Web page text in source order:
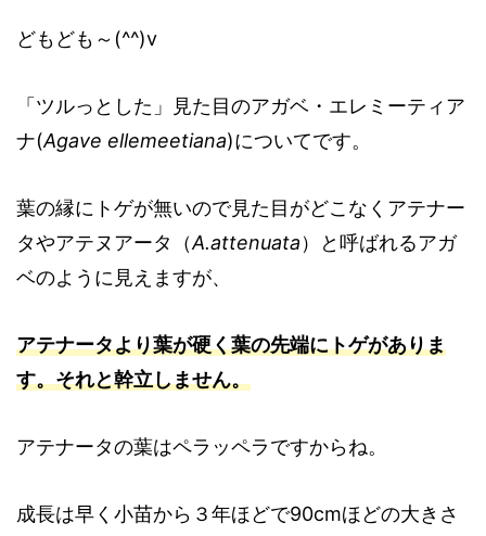
どもども～(^^)v
「ツルっとした」見た目のアガベ・エレミーティア
ナ(Agave ellemeetiana)についてです。
葉の縁にトゲが無いので見た目がどこなくアテナー
タやアテヌアータ（A.attenuata）と呼ばれるアガ
ベのように見えますが、
アテナータより葉が硬く葉の先端にトゲがありま
す。それと幹立しません。
アテナータの葉はペラッペラですからね。
成長は早く小苗から３年ほどで90cmほどの大きさ